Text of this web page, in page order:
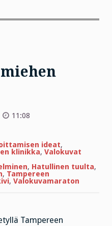
11:08
ideat,
klinikka, Valokuvat
, Hatullinen tuulta,
, Tampereen
, Valokuvamaraton
Tampereen